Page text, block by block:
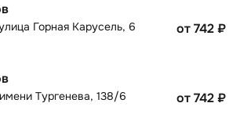
Горная Карусель, 6 от 742₽
Тургенева, 138/6 от 742₽